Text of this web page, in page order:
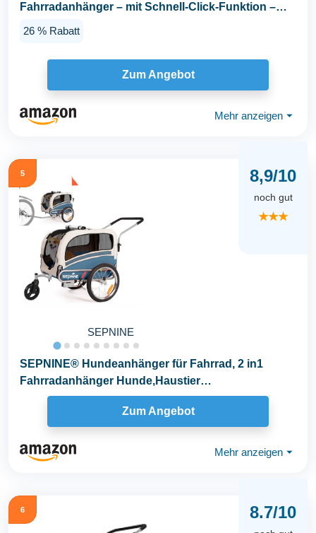
Fahrradanhänger – mit Schnell-Click-Funktion –
26 % Rabatt
Zum Angebot
Mehr anzeigen ⏷
5
SEPNINE
8,9/10
noch gut
★★★
SEPNINE® Hundeanhänger für Fahrrad, 2 in1
Fahrradanhänger Hunde,Haustier
Transportwagen...
Zum Angebot
Mehr anzeigen ⏷
6 8.7/10